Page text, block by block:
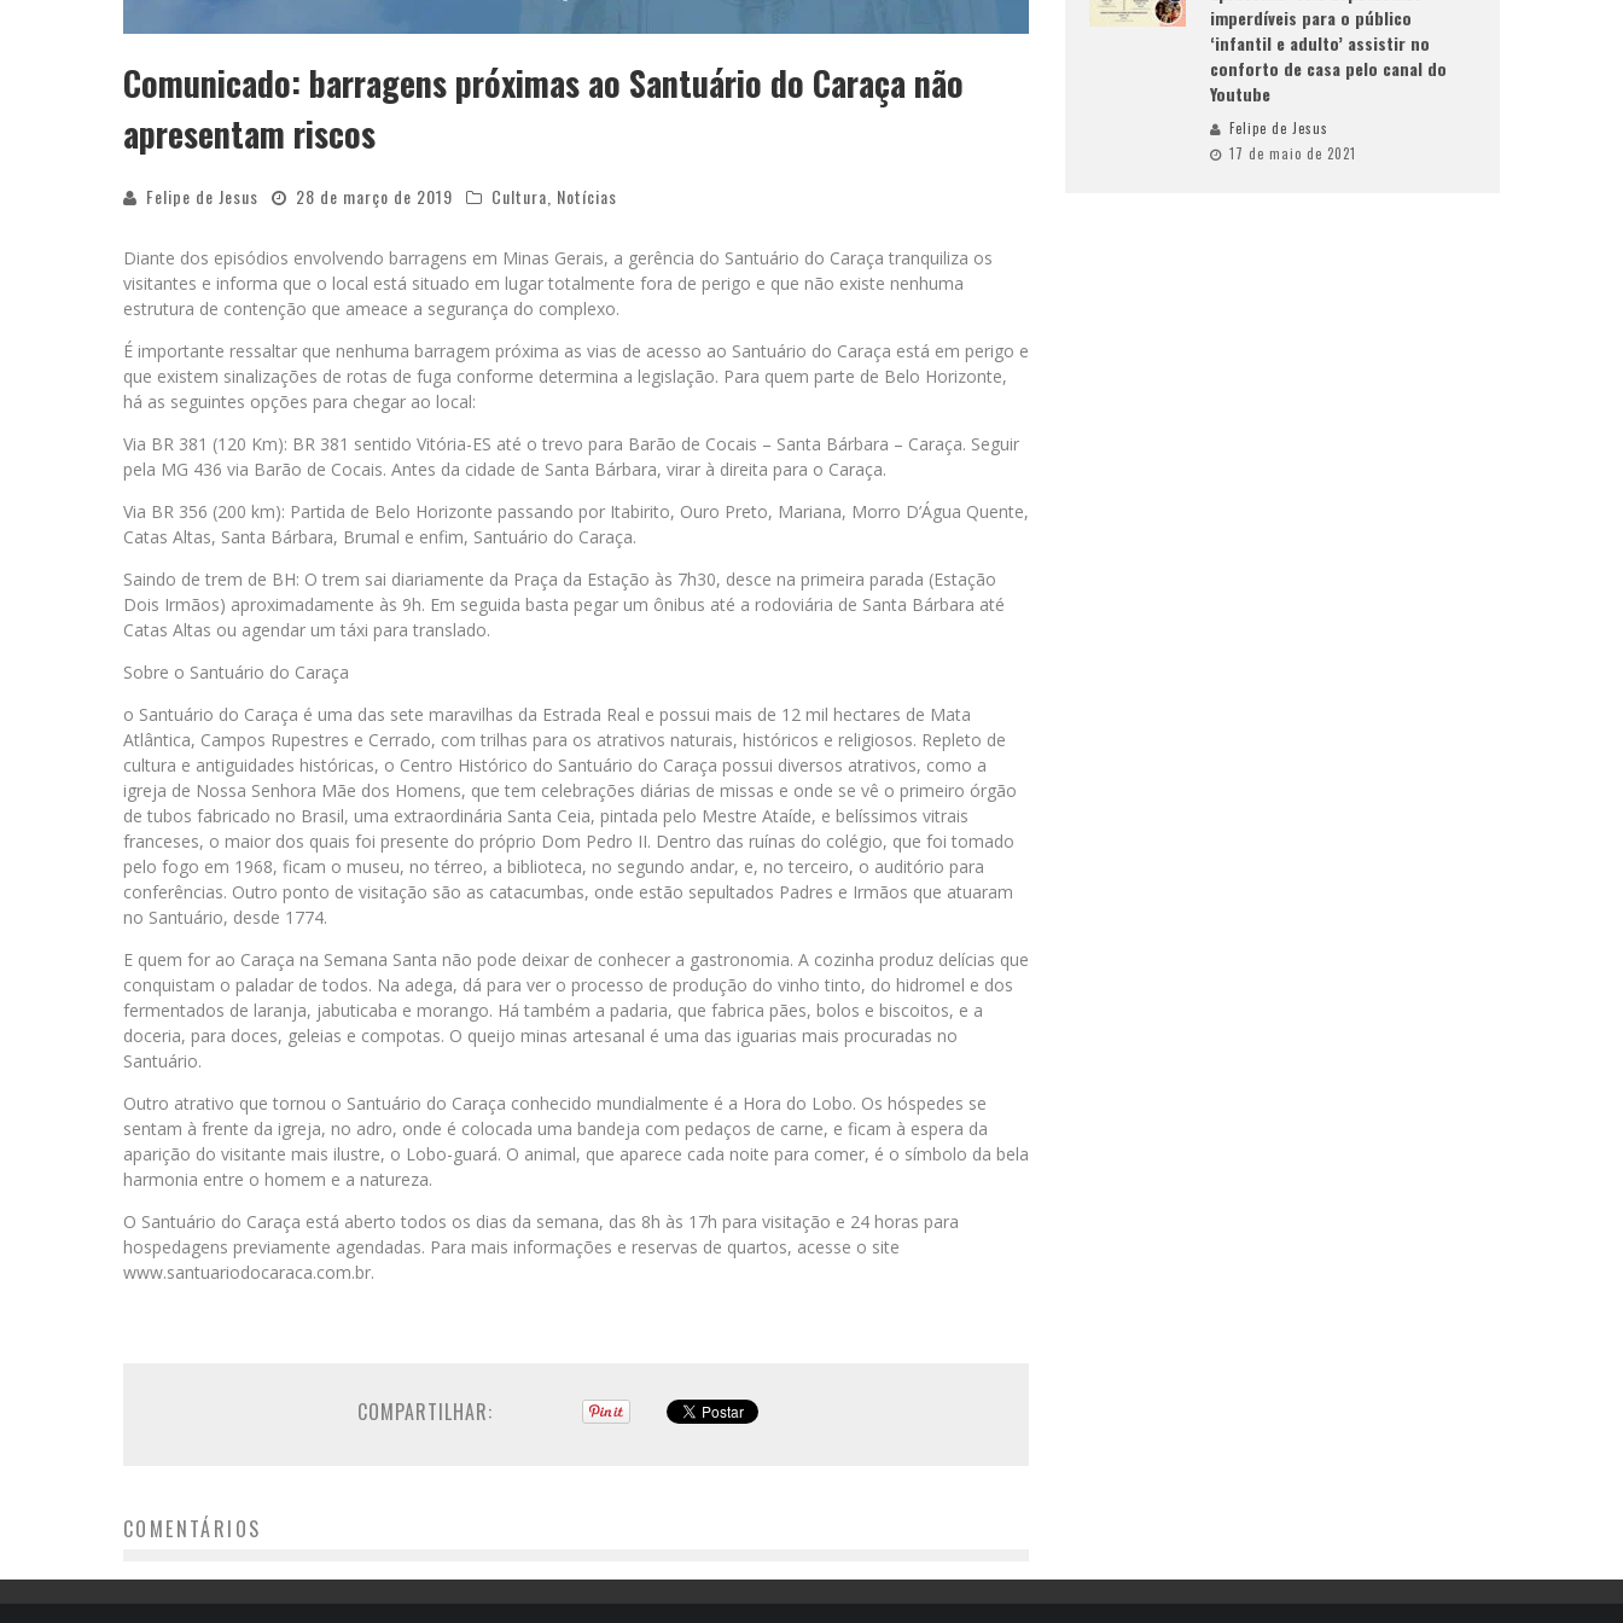
Comunicado: barragens próximas ao Santuário do Caraça não
apresentam riscos
Felipe de Jesus 28 de março de 2019 Cultura Notícias
Diante dos episódios envolvendo barragens em Minas Gerais, a gerência do Santuário do Caraça tranquiliza os
visitantes e informa que o local está situado em lugar totalmente fora de perigo e que não existe nenhuma
estrutura de contenção que ameace a segurança do complexo.
É importante ressaltar que nenhuma barragem próxima as vias de acesso ao Santuário do Caraça está em perigo e
que existem sinalizações de rotas de fuga conforme determina a legislação. Para quem parte de Belo Horizonte,
há as seguintes opções para chegar ao local:
Via BR 381 (120 Km): BR 381 sentido Vitória-ES até o trevo para Barão de Cocais – Santa Bárbara – Caraça. Seguir
pela MG 436 via Barão de Cocais. Antes da cidade de Santa Bárbara, virar à direita para o Caraça.
Via BR 356 (200 km): Partida de Belo Horizonte passando por Itabirito, Ouro Preto, Mariana, Morro D’Água Quente,
Catas Altas, Santa Bárbara, Brumal e enfim, Santuário do Caraça.
Saindo de trem de BH: O trem sai diariamente da Praça da Estação às 7h30, desce na primeira parada (Estação
Dois Irmãos) aproximadamente às 9h. Em seguida basta pegar um ônibus até a rodoviária de Santa Bárbara até
Catas Altas ou agendar um táxi para translado.
Sobre o Santuário do Caraça
o Santuário do Caraça é uma das sete maravilhas da Estrada Real e possui mais de 12 mil hectares de Mata
Atlântica, Campos Rupestres e Cerrado, com trilhas para os atrativos naturais, históricos e religiosos. Repleto de
cultura e antiguidades históricas, o Centro Histórico do Santuário do Caraça possui diversos atrativos, como a
igreja de Nossa Senhora Mãe dos Homens, que tem celebrações diárias de missas e onde se vê o primeiro órgão
de tubos fabricado no Brasil, uma extraordinária Santa Ceia, pintada pelo Mestre Ataíde, e belíssimos vitrais
franceses, o maior dos quais foi presente do próprio Dom Pedro II. Dentro das ruínas do colégio, que foi tomado
pelo fogo em 1968, ficam o museu, no térreo, a biblioteca, no segundo andar, e, no terceiro, o auditório para
conferências. Outro ponto de visitação são as catacumbas, onde estão sepultados Padres e Irmãos que atuaram
no Santuário, desde 1774.
E quem for ao Caraça na Semana Santa não pode deixar de conhecer a gastronomia. A cozinha produz delícias que
conquistam o paladar de todos. Na adega, dá para ver o processo de produção do vinho tinto, do hidromel e dos
fermentados de laranja, jabuticaba e morango. Há também a padaria, que fabrica pães, bolos e biscoitos, e a
doceria, para doces, geleias e compotas. O queijo minas artesanal é uma das iguarias mais procuradas no
Santuário.
Outro atrativo que tornou o Santuário do Caraça conhecido mundialmente é a Hora do Lobo. Os hóspedes se
sentam à frente da igreja, no adro, onde é colocada uma bandeja com pedaços de carne, e ficam à espera da
aparição do visitante mais ilustre, o Lobo-guará. O animal, que aparece cada noite para comer, é o símbolo da bela
harmonia entre o homem e a natureza.
O Santuário do Caraça está aberto todos os dias da semana, das 8h às 17h para visitação e 24 horas para
hospedagens previamente agendadas. Para mais informações e reservas de quartos, acesse o site
www.santuariodocaraca.com.br.
COMPARTILHAR:
COMENTÁRIOS
imperdíveis para o público
‘infantil e adulto’ assistir no
conforto de casa pelo canal do
Youtube
Felipe de Jesus
17 de maio de 2021